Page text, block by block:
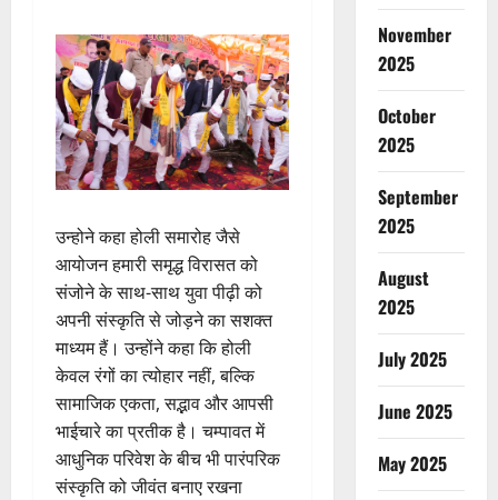
उन्होने कहा होली समारोह जैसे
आयोजन हमारी समृद्ध विरासत को
संजोने के साथ-साथ युवा पीढ़ी को
अपनी संस्कृति से जोड़ने का सशक्त
माध्यम हैं। उन्होंने कहा कि होली
केवल रंगों का त्योहार नहीं, बल्कि
सामाजिक एकता, सद्भाव और आपसी
भाईचारे का प्रतीक है। चम्पावत में
आधुनिक परिवेश के बीच भी पारंपरिक
संस्कृति को जीवंत बनाए रखना
November
2025
October
2025
September
2025
August
2025
July 2025
June 2025
May 2025